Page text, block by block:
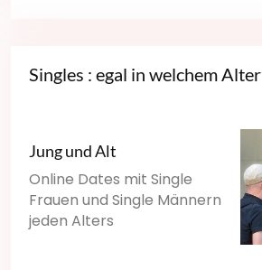
Singles : egal in welchem Alter
Jung und Alt
Online Dates mit Single
Frauen und Single Männern
jeden Alters